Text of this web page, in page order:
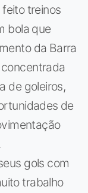
treinos
bola que
da Barra
de goleiros,
de
gols com
trabalho